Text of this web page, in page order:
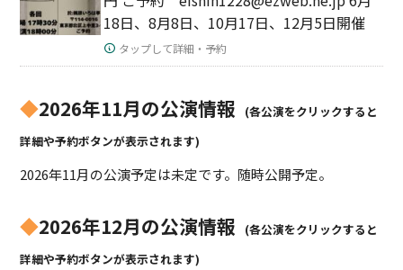
18日、8月8日、10月17日、12月5日開催
タップして詳細・予約
◆2026年11月の公演情報
(各公演をクリックすると
詳細や予約ボタンが表示されます)
2026年11月の公演予定は未定です。随時公開予定。
◆2026年12月の公演情報
(各公演をクリックすると
詳細や予約ボタンが表示されます)